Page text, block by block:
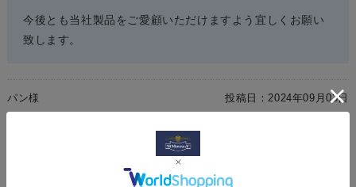
今後とも当社製品をご愛顧いただけますよう宜しくお願い
致します。
パン様 投稿日：2024年09月03日
おすすめ度：